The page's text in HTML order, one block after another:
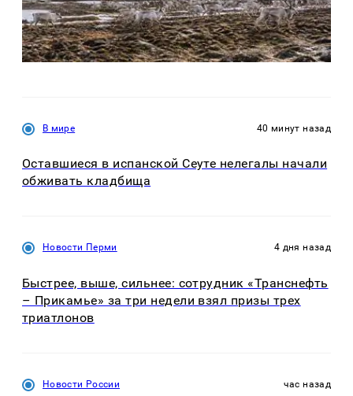
В мире 40 минут назад
Оставшиеся в испанской Сеуте нелегалы начали
обживать кладбища
Новости Перми 4 дня назад
Быстрее, выше, сильнее: сотрудник «Транснефть
– Прикамье» за три недели взял призы трех
триатлонов
Новости России час назад